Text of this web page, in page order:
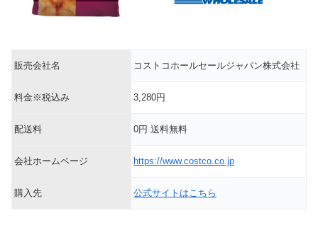
販売会社名 コストコホールセールジャパン株式会社
料金※税込み 3,280円
配送料 0円 送料無料
会社ホームページ https://www.costco.co.jp
購入先 公式サイトはこちら